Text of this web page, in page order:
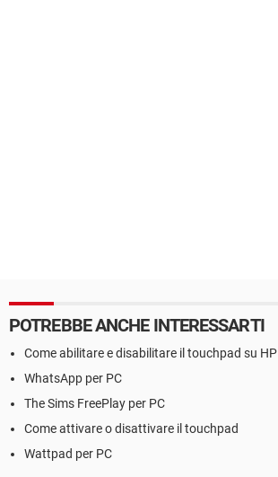
POTREBBE ANCHE INTERESSARTI
Come abilitare e disabilitare il touchpad su HP
WhatsApp per PC
The Sims FreePlay per PC
Come attivare o disattivare il touchpad
Wattpad per PC